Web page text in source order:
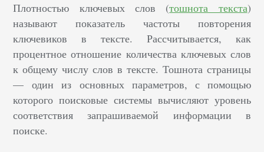
Плотностью ключевых слов (тошнота текста)
называют показатель частоты повторения
ключевиков в тексте. Рассчитывается, как
процентное отношение количества ключевых слов
к общему числу слов в тексте. Тошнота страницы
— один из основных параметров, с помощью
которого поисковые системы вычисляют уровень
соответствия запрашиваемой информации в
поиске.